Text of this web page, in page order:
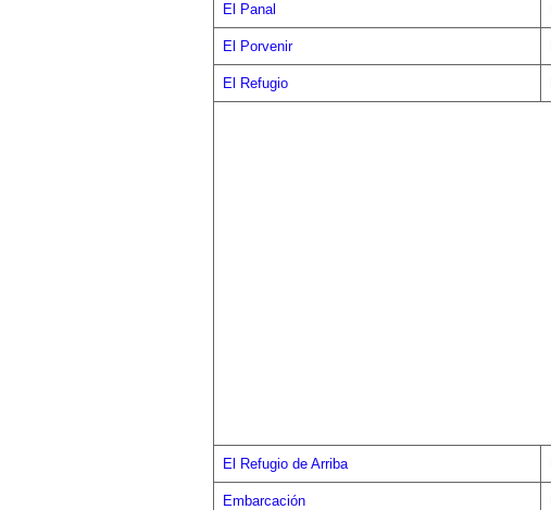
El Panal
El Porvenir
El Refugio
El Refugio de Arriba
Embarcación